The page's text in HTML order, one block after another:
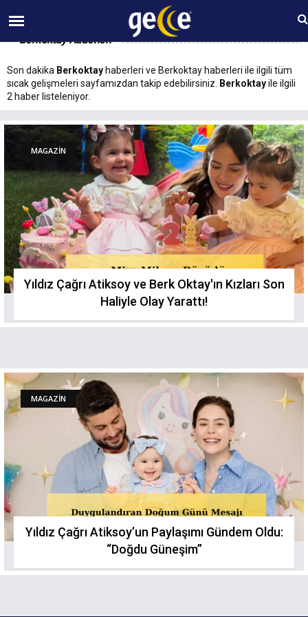
09 AĞUSTOS Pazar 02:37
Berkoktay Haberleri
Son dakika Berkoktay haberleri ve Berkoktay haberleri ile ilgili tüm
sıcak gelişmeleri sayfamızdan takip edebilirsiniz.
Berkoktayile ilgili
2 haber listeleniyor.
MAGAZİN
Yıldız Çağrı Atiksoy ve Berk Oktay'ın Kızları Son
Haliyle Olay Yarattı!
MAGAZİN
Yıldız Çağrı Atiksoy’un Paylaşımı Gündem Oldu:
“Doğdu Güneşim”